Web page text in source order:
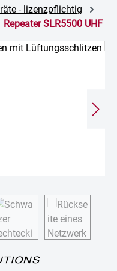
- lizenzpflichtig
Repeater SLR5500 UHF